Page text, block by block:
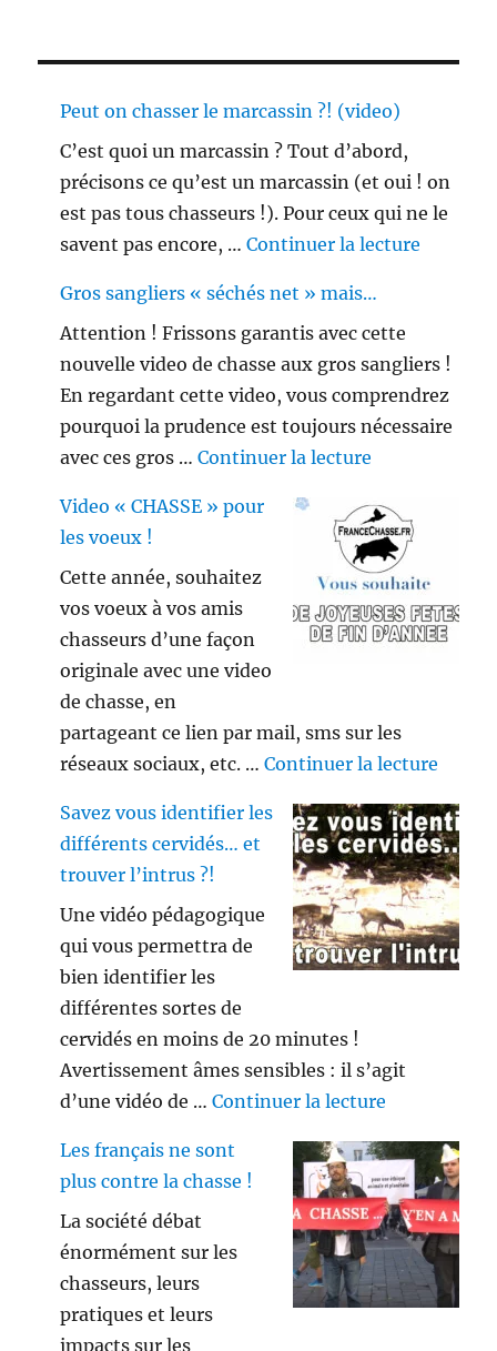
Peut on chasser le marcassin ?! (video)
C’est quoi un marcassin ? Tout d’abord,
précisons ce qu’est un marcassin (et oui ! on
est pas tous chasseurs !). Pour ceux qui ne le
savent pas encore, …Continuer la lecture
Gros sangliers « séchés net » mais…
Attention ! Frissons garantis avec cette
nouvelle video de chasse aux gros sangliers !
En regardant cette video, vous comprendrez
pourquoi la prudence est toujours nécessaire
avec ces gros …Continuer la lecture
Video « CHASSE » pour
les voeux !
Cette année, souhaitez
vos voeux à vos amis
chasseurs d’une façon
originale avec une video
de chasse, en
partageant ce lien par mail, sms sur les
réseaux sociaux, etc. …Continuer la lecture
Savez vous identifier les
différents cervidés… et
trouver l’intrus ?!
Une vidéo pédagogique
qui vous permettra de
bien identifier les
différentes sortes de
cervidés en moins de 20 minutes !
Avertissement âmes sensibles : il s’agit
d’une vidéo de …Continuer la lecture
Les français ne sont
plus contre la chasse !
La société débat
énormément sur les
chasseurs, leurs
pratiques et leurs
impacts sur les